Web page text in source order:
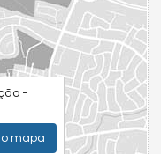
-
mapa